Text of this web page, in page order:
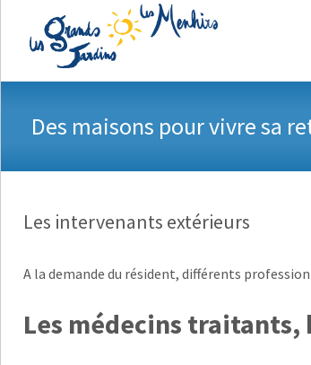
Des maisons pour vivre sa
Les intervenants extérieurs
A la demande du résident, différents
Les médecins